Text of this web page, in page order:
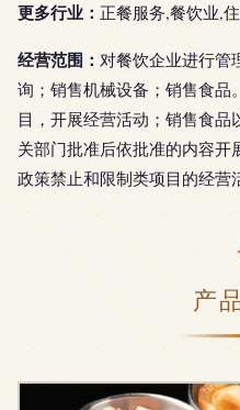
更多行业： 正餐服务,餐饮业,
经营范围： 对餐饮企业进行管
询；销售机械设备；销售食品
目，开展经营活动；销售食
关部门批准后依批准的内容开
政策禁止和限制类项目的经营
产